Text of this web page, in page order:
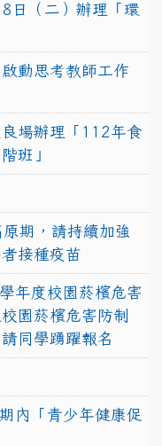
日（二）辦理「環
動思考教師工作
場辦理「112年食
班」
期，請持續加強
接種疫苗
年度校園菸檳危害
園菸檳危害防制
同學踴躍報名
內「青少年健康促